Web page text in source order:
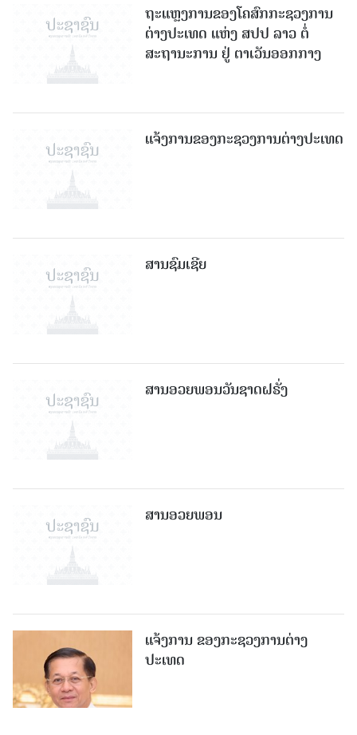
ຖະແຫຼງການຂອງໂຄສົກກະຊວງການ
ຕ່າງປະເທດ ແຫ່ງ ສປປ ລາວ ຕໍ່
ສະຖານະການ ຢູ່ ຕາເວັນອອກກາງ
ແຈ້ງການຂອງກະຊວງການຕ່າງປະເທດ
ສານຊົມເຊີຍ
ສານອວຍພອນວັນຊາດຝຣັ່ງ
ສານອວຍພອນ
ແຈ້ງການ ຂອງກະຊວງການຕ່າງ
ປະເທດ